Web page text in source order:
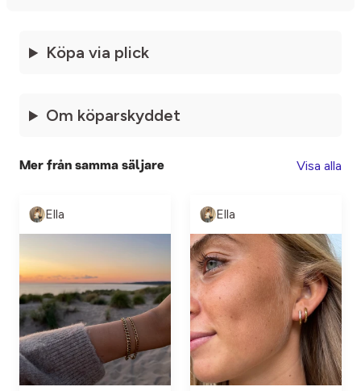
Köpa via plick
Om köparskyddet
Mer från samma säljare Visa alla
Ella Ella